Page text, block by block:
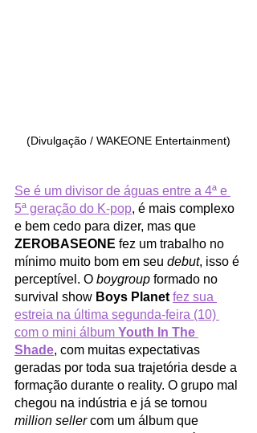
(Divulgação / WAKEONE Entertainment)
Se é um divisor de águas entre a 4ª e
5ª geração do K-pop, é mais complexo
e bem cedo para dizer, mas que
ZEROBASEONE fez um trabalho no
mínimo muito bom em seu debut, isso é
perceptível. O boygroup formado no
survival show Boys Planet fez sua
estreia na última segunda-feira (10)
com o mini álbum Youth In The
Shade, com muitas expectativas
geradas por toda sua trajetória desde a
formação durante o reality. O grupo mal
chegou na indústria e já se tornou
million seller com um álbum que